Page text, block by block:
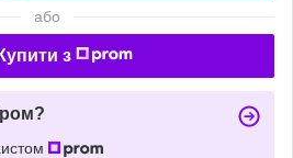
або
Купити з